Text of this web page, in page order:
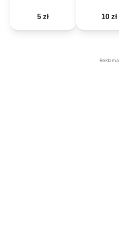
5 zł 10 zł
Reklama